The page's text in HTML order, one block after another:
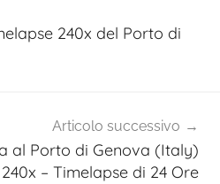
240x del Porto di
Articolo successivo
al Porto di Genova (Italy)
– Timelapse di 24 Ore